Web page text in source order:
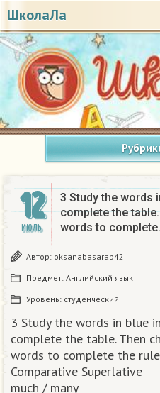
ШколаЛа
12
ИЮЛЬ
3 Study the words
complete the
words to
Автор: oksanabasarab42
Предмет: Английский язык
Уровень: студенческий
3 Study the words in blue
complete the table. Then
words to complete the
Comparative Superlative
much / many